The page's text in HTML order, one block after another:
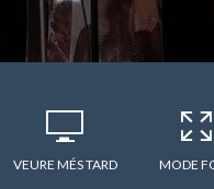
VEURE MÉS TARD MODE